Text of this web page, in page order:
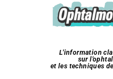
L'information
sur
et les techniques